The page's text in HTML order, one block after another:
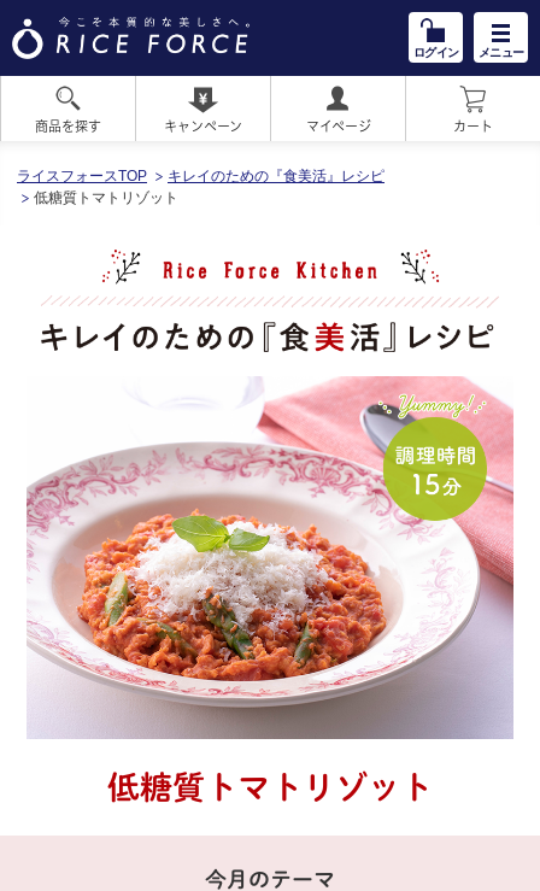
ログイン メニュー
商品を探す キャンペーン マイページ カート
ライスフォースTOP
キレイのための『食美活』レシピ
低糖質トマトリゾット
低糖質トマトリゾット
今月のテーマ